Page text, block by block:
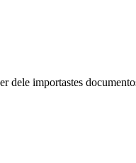
importastes